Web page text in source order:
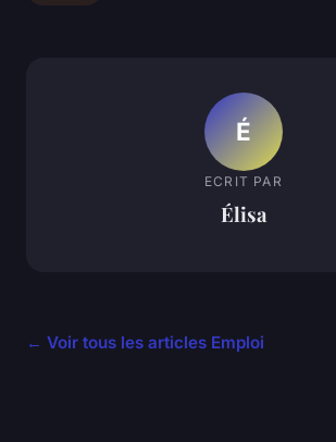
É
ECRIT PAR
Élisa
← Voir tous les articles Emploi